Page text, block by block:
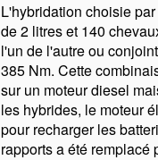
L'hybridation choisie
de 2 litres et 140
l'un de l'autre ou
385 Nm. Cette
sur un moteur diesel
les hybrides, le moteur
pour recharger les
rapports a été remplacé